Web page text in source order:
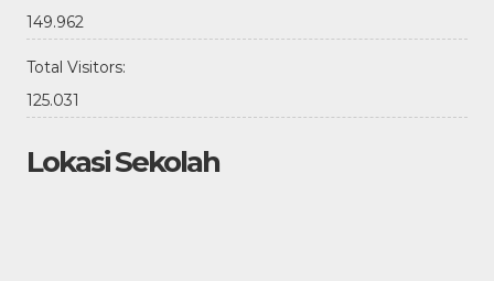
149.962
Total Visitors:
125.031
Lokasi Sekolah